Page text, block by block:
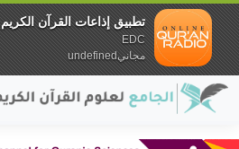
تطبيق إذاعات القرآن الكريم
EDC
مجانيundefined